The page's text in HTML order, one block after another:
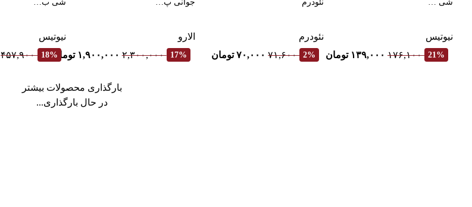
شی …
نیوتیس
21% ۱۷۶,۱۰۰ ۱۳۹,۰۰۰ تومان
نئودرم
نئودرم
2% ۷۱,۶۰۰ ۷۰,۰۰۰ تومان
جوانی پ…
الارو
17% ۲,۳۰۰,۰۰۰ ۱,۹۰۰,۰۰۰ تومان
شی ب…
نیوتیس
18% ۴۵۷,۹۰۰
بارگذاری محصولات بیشتر
در حال بارگذاری...